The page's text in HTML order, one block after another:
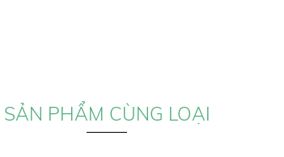
SẢN PHẨM CÙNG LOẠI